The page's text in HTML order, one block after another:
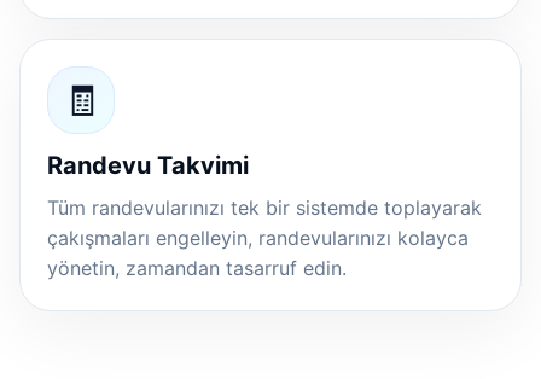
🧾
Randevu Takvimi
Tüm randevularınızı tek bir sistemde toplayarak
çakışmaları engelleyin, randevularınızı kolayca
yönetin, zamandan tasarruf edin.